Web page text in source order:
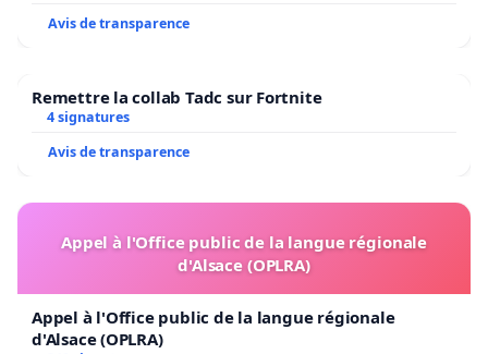
Avis de transparence
Remettre la collab Tadc sur Fortnite
4 signatures
Avis de transparence
Appel à l'Office public de la langue régionale
d'Alsace (OPLRA)
Appel à l'Office public de la langue régionale
d'Alsace (OPLRA)